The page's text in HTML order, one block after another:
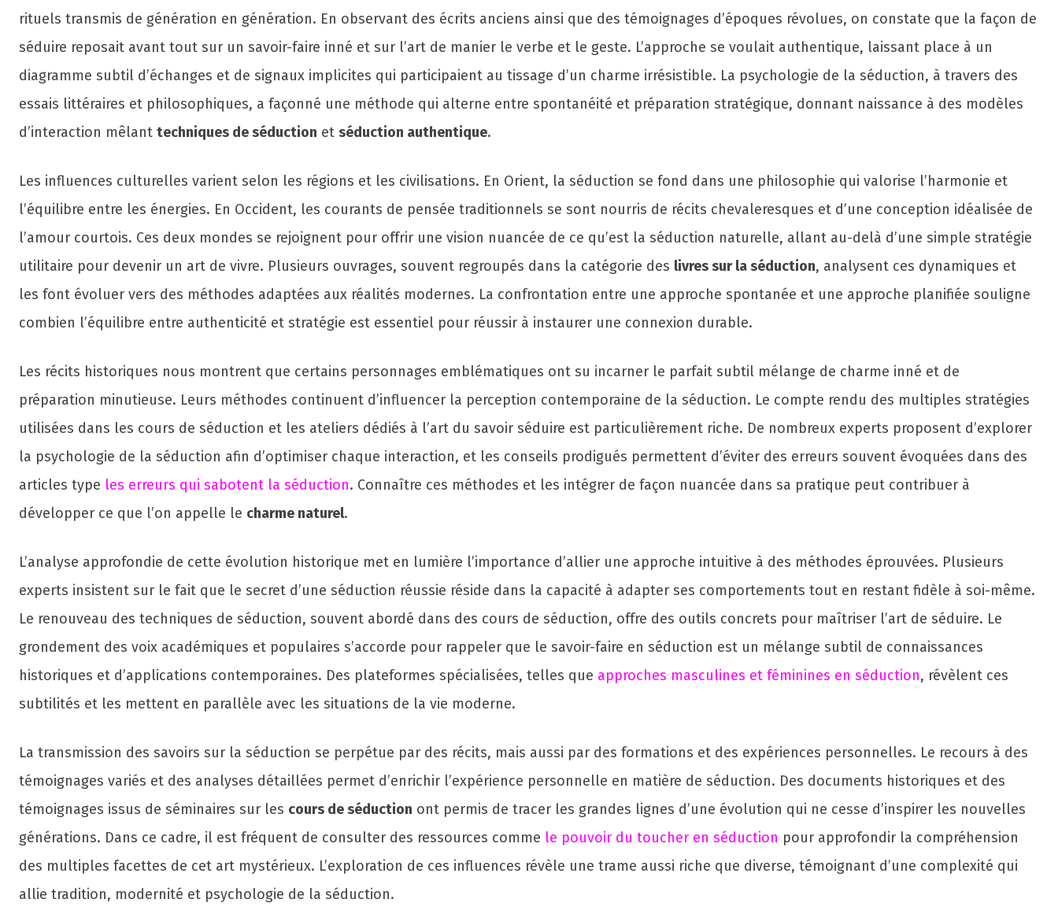
rituels transmis de génération en génération. En observant des écrits anciens ainsi que des témoignages d’époques révolues, on constate que la façon de
séduire reposait avant tout sur un savoir-faire inné et sur l’art de manier le verbe et le geste. L’approche se voulait authentique, laissant place à un
diagramme subtil d’échanges et de signaux implicites qui participaient au tissage d’un charme irrésistible. La psychologie de la séduction, à travers des
essais littéraires et philosophiques, a façonné une méthode qui alterne entre spontanéité et préparation stratégique, donnant naissance à des modèles
d’interaction mêlant techniques de séduction et séduction authentique.
Les influences culturelles varient selon les régions et les civilisations. En Orient, la séduction se fond dans une philosophie qui valorise l’harmonie et
l’équilibre entre les énergies. En Occident, les courants de pensée traditionnels se sont nourris de récits chevaleresques et d’une conception idéalisée de
l’amour courtois. Ces deux mondes se rejoignent pour offrir une vision nuancée de ce qu’est la séduction naturelle, allant au-delà d’une simple stratégie
utilitaire pour devenir un art de vivre. Plusieurs ouvrages, souvent regroupés dans la catégorie des livres sur la séduction, analysent ces dynamiques et
les font évoluer vers des méthodes adaptées aux réalités modernes. La confrontation entre une approche spontanée et une approche planifiée souligne
combien l’équilibre entre authenticité et stratégie est essentiel pour réussir à instaurer une connexion durable.
Les récits historiques nous montrent que certains personnages emblématiques ont su incarner le parfait subtil mélange de charme inné et de
préparation minutieuse. Leurs méthodes continuent d’influencer la perception contemporaine de la séduction. Le compte rendu des multiples stratégies
utilisées dans les cours de séduction et les ateliers dédiés à l’art du savoir séduire est particulièrement riche. De nombreux experts proposent d’explorer
la psychologie de la séduction afin d’optimiser chaque interaction, et les conseils prodigués permettent d’éviter des erreurs souvent évoquées dans des
articles type les erreurs qui sabotent la séduction. Connaître ces méthodes et les intégrer de façon nuancée dans sa pratique peut contribuer à
développer ce que l’on appelle le charme naturel.
L’analyse approfondie de cette évolution historique met en lumière l’importance d’allier une approche intuitive à des méthodes éprouvées. Plusieurs
experts insistent sur le fait que le secret d’une séduction réussie réside dans la capacité à adapter ses comportements tout en restant fidèle à soi-même.
Le renouveau des techniques de séduction, souvent abordé dans des cours de séduction, offre des outils concrets pour maîtriser l’art de séduire. Le
grondement des voix académiques et populaires s’accorde pour rappeler que le savoir-faire en séduction est un mélange subtil de connaissances
historiques et d’applications contemporaines. Des plateformes spécialisées, telles que approches masculines et féminines en séduction, révèlent ces
subtilités et les mettent en parallèle avec les situations de la vie moderne.
La transmission des savoirs sur la séduction se perpétue par des récits, mais aussi par des formations et des expériences personnelles. Le recours à des
témoignages variés et des analyses détaillées permet d’enrichir l’expérience personnelle en matière de séduction. Des documents historiques et des
témoignages issus de séminaires sur les cours de séduction ont permis de tracer les grandes lignes d’une évolution qui ne cesse d’inspirer les nouvelles
générations. Dans ce cadre, il est fréquent de consulter des ressources comme le pouvoir du toucher en séduction pour approfondir la compréhension
des multiples facettes de cet art mystérieux. L’exploration de ces influences révèle une trame aussi riche que diverse, témoignant d’une complexité qui
allie tradition, modernité et psychologie de la séduction.